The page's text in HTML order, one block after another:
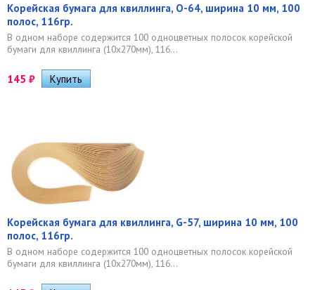
Корейская бумага для квиллинга, O-64, ширина 10 мм, 100
полос, 116гр.
В одном наборе содержится 100 одноцветных полосок корейской
бумаги для квиллинга (10х270мм), 116...
145 ₽
Корейская бумага для квиллинга, G-57, ширина 10 мм, 100
полос, 116гр.
В одном наборе содержится 100 одноцветных полосок корейской
бумаги для квиллинга (10х270мм), 116...